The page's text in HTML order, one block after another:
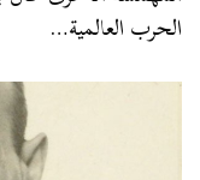
الحرب العالمية…